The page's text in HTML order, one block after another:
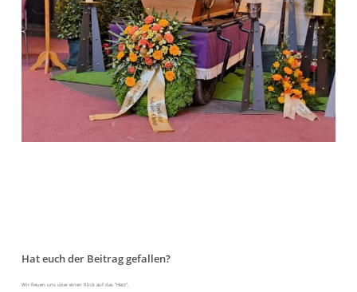
Hat euch der Beitrag gefallen?
Wir freuen uns über einen Klick auf das "Herz".